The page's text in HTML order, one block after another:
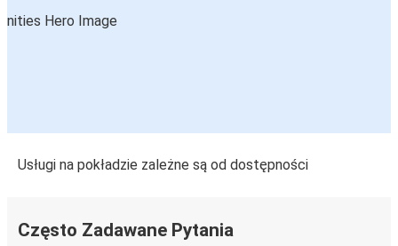
Usługi na pokładzie zależne są od dostępności
Często Zadawane Pytania